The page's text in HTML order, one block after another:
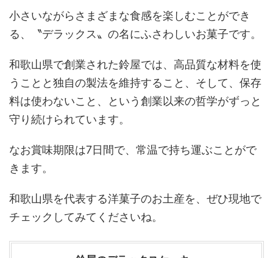
小さいながらさまざまな食感を楽しむことができ
る、〝デラックス〟の名にふさわしいお菓子です。
和歌山県で創業された鈴屋では、高品質な材料を使
うことと独自の製法を維持すること、そして、保存
料は使わないこと、という創業以来の哲学がずっと
守り続けられています。
なお賞味期限は7日間で、常温で持ち運ぶことがで
きます。
和歌山県を代表する洋菓子のお土産を、ぜひ現地で
チェックしてみてくださいね。